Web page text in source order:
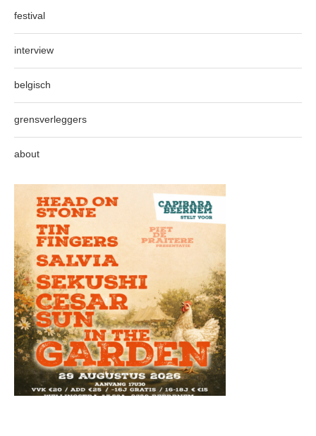
festival
interview
belgisch
grensverleggers
about